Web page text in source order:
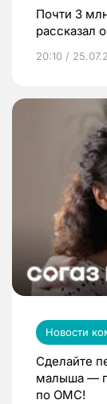
Почти 3
рассказал
20:10 /
Новости
Сделайте
малыша —
по ОМС!